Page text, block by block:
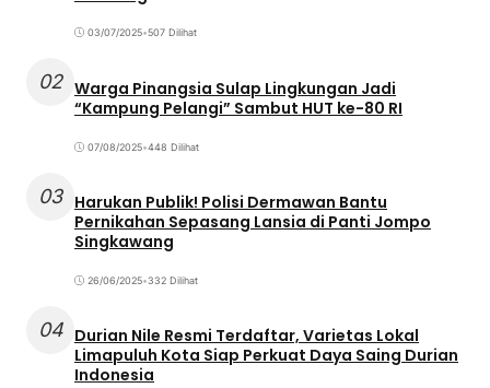
03/07/2025•507 Dilihat
02 Warga Pinangsia Sulap Lingkungan Jadi
“Kampung Pelangi” Sambut HUT ke-80 RI
07/08/2025•448 Dilihat
03 Harukan Publik! Polisi Dermawan Bantu
Pernikahan Sepasang Lansia di Panti Jompo
Singkawang
26/06/2025•332 Dilihat
04 Durian Nile Resmi Terdaftar, Varietas Lokal
Limapuluh Kota Siap Perkuat Daya Saing Durian
Indonesia